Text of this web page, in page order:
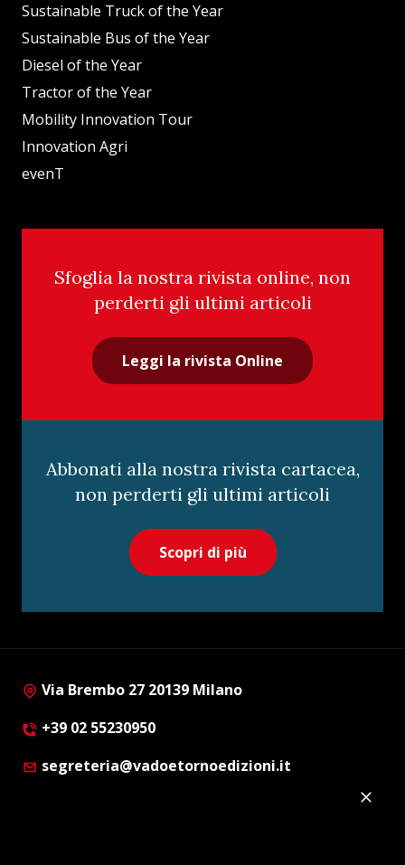
Sustainable Truck of the Year
Sustainable Bus of the Year
Diesel of the Year
Tractor of the Year
Mobility Innovation Tour
Innovation Agri
evenT
Sfoglia la nostra rivista online, non
perderti gli ultimi articoli
Leggi la rivista Online
Abbonati alla nostra rivista cartacea,
non perderti gli ultimi articoli
Scopri di più
Via Brembo 27 20139 Milano
+39 02 55230950
segreteria@vadoetornoedizioni.it